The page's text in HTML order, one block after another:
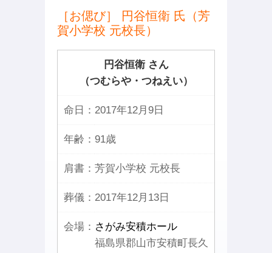
［お偲び］ 円谷恒衛 氏（芳
賀小学校 元校長）
円谷恒衛 さん
（つむらや・つねえい）
命日： 2017年12月9日
年齢： 91歳
肩書： 芳賀小学校 元校長
葬儀： 2017年12月13日
会場： さがみ安積ホール
福島県郡山市安積町長久